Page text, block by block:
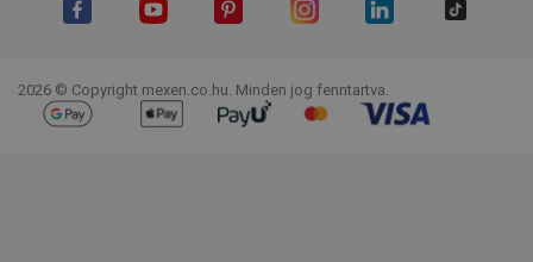
2026 © Copyright mexen.co.hu. Minden jog fenntartva.